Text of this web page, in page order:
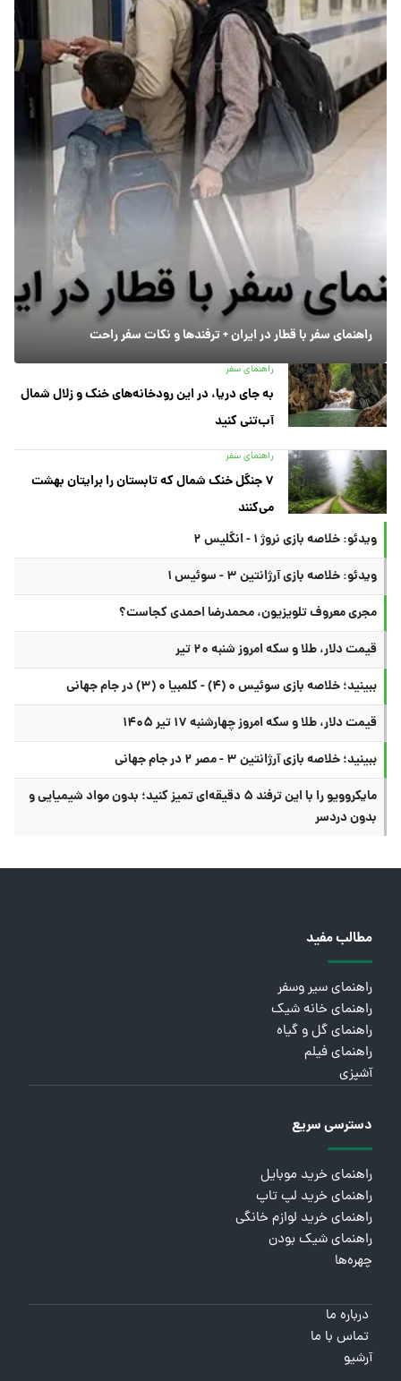
راهنمای سفر با قطار در ایران + ترفندها و نکات سفر راحت
راهنمای سفر
به جای دریا، در این رودخانه‌های خنک و زلال شمال
آب‌تنی کنید
راهنمای سفر
۷ جنگل خنک شمال که تابستان را برایتان بهشت
می‌کنند
ویدئو: خلاصه بازی نروژ ۱ - انگلیس ۲
ویدئو: خلاصه بازی آرژانتین ۳ - سوئیس ۱
مجری معروف تلویزیون، محمدرضا احمدی کجاست؟
قیمت دلار، طلا و سکه امروز شنبه ۲۰ تیر
ببینید؛ خلاصه بازی سوئیس ۰ (۴) - کلمبیا ۰ (۳) در جام جهانی
قیمت دلار، طلا و سکه امروز چهارشنبه ۱۷ تیر ۱۴۰۵
ببینید؛ خلاصه بازی آرژانتین ۳ - مصر ۲ در جام جهانی
مایکروویو را با این ترفند ۵ دقیقه‌ای تمیز کنید؛ بدون مواد شیمیایی و
بدون دردسر
مطالب مفید
راهنمای سیر وسفر
راهنمای خانه شیک
راهنمای گل و گیاه
راهنمای فیلم
آشپزی
دسترسی سریع
راهنمای خرید موبایل
راهنمای خرید لپ تاپ
راهنمای خرید لوازم خانگی
راهنمای شیک بودن
چهره‌ها
درباره ما
تماس با ما
آرشیو